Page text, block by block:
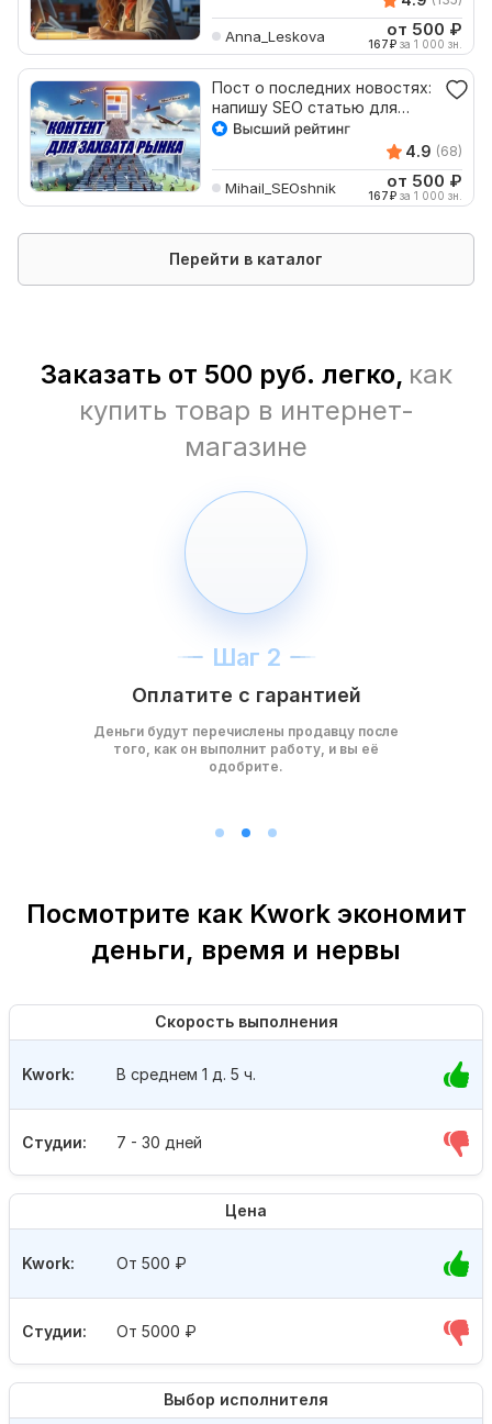
Anna_Leskova от 500 ₽
167₽ за 1 000 зн.
Пост о последних новостях:
напишу SEO статью для
сайта
4.9 (68)
Mihail_SEOshnik от 500 ₽
167₽ за 1 000 зн.
Перейти в каталог
Заказать от 500 руб. легко, как
купить товар в интернет-
магазине
Шаг 2
Оплатите с гарантией
Деньги будут перечислены продавцу после
того, как он выполнит работу, и вы её
одобрите.
Посмотрите как Kwork экономит
деньги, время и нервы
Скорость выполнения
Студии: 7 - 30 дней
Kwork: В среднем 1 д. 5 ч.
Цена
Студии: От 5000 ₽
Kwork: От 500 ₽
Выбор исполнителя